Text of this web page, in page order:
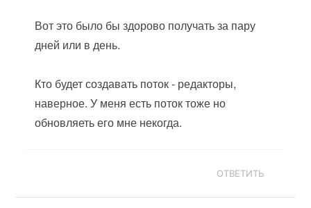
Вот это было бы здорово получать за пару
дней или в день.
Кто будет создавать поток - редакторы,
наверное. У меня есть поток тоже но
обновляеть его мне некогда.
ОТВЕТИТЬ